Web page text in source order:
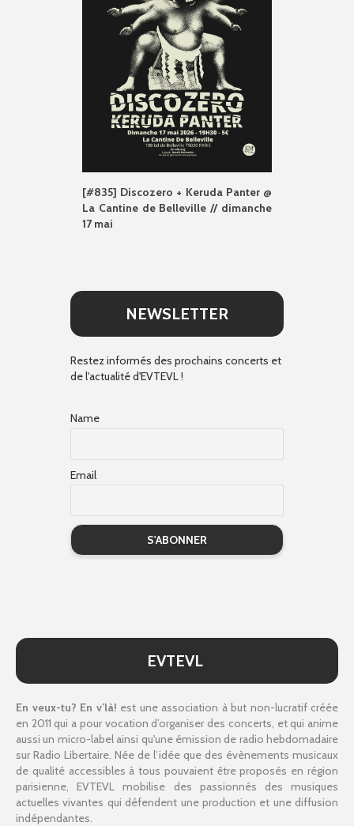
[#835] Discozero + Keruda Panter @
La Cantine de Belleville // dimanche
17 mai
NEWSLETTER
Restez informés des prochains concerts et
de l'actualité d'EVTEVL !
Name
Email
EVTEVL
En veux-tu? En v’là! est une association à but non-lucratif créée
en 2011 qui a pour vocation d’organiser des concerts, et qui anime
aussi un micro-label ainsi qu'une émission de radio hebdomadaire
sur Radio Libertaire. Née de l’idée que des évènements musicaux
de qualité accessibles à tous pouvaient être proposés en région
parisienne, EVTEVL mobilise des passionnés des musiques
actuelles vivantes qui défendent une production et une diffusion
indépendantes.